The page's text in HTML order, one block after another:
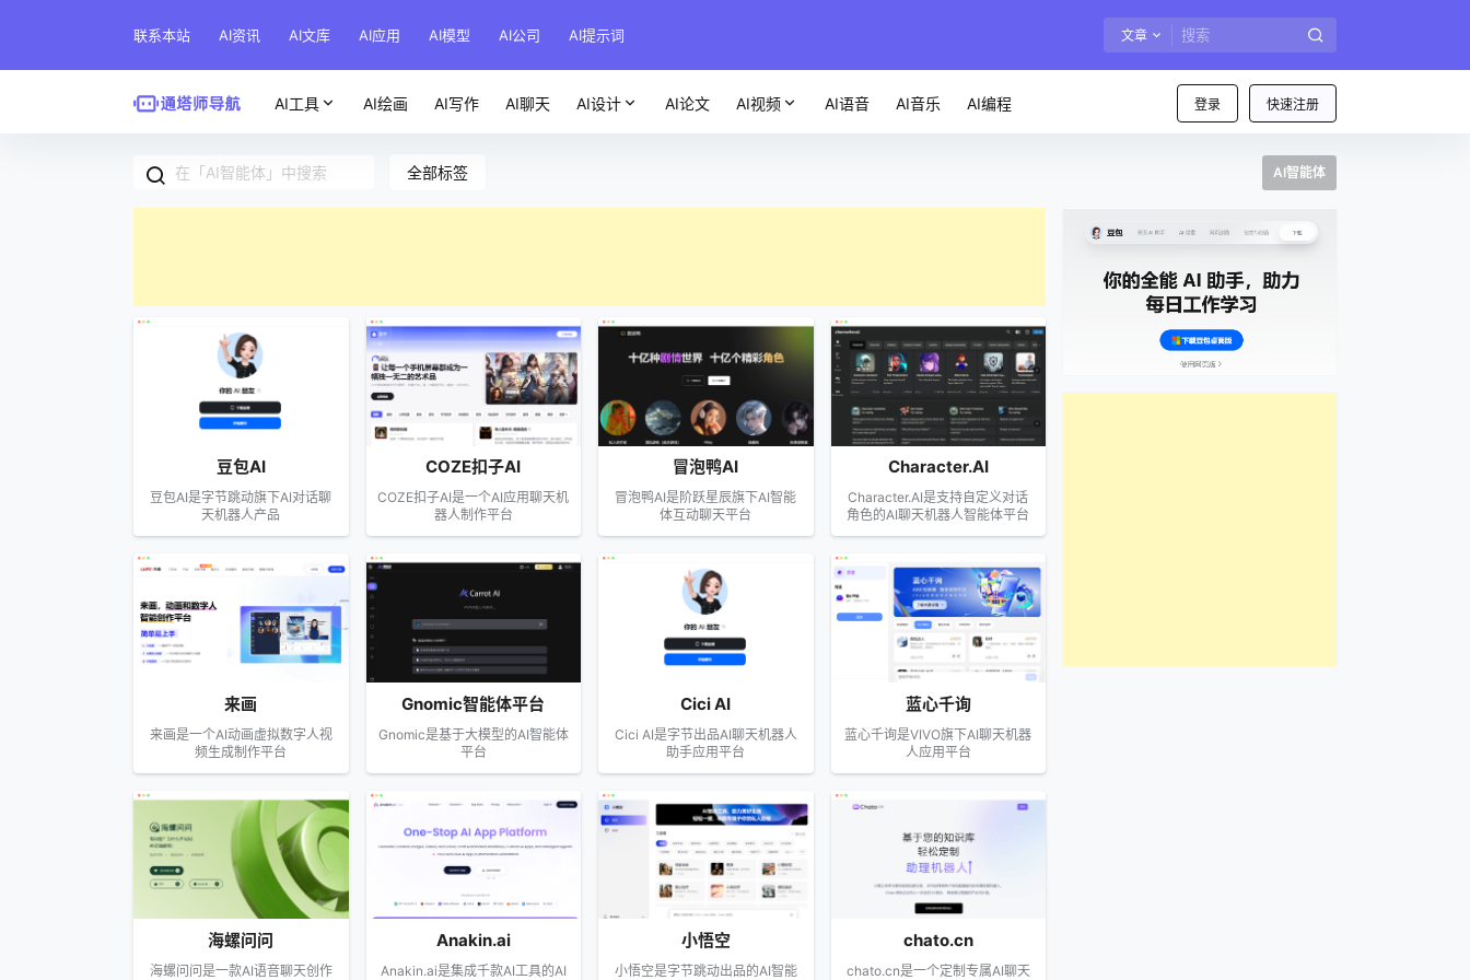
联系本站 AI资讯 AI文库 AI应用 AI模型 AI公司 AI提示词 文章
登录 快速注册
AI工具 AI绘画 AI写作 AI聊天 AI设计 AI论文 AI视频 AI语音 AI音乐 AI编程
全部标签 AI智能体
豆包AI
豆包AI是字节跳动旗下AI对话聊
天机器人产品
COZE扣子AI
COZE扣子AI是一个AI应用聊天机
器人制作平台
冒泡鸭AI
冒泡鸭AI是阶跃星辰旗下AI智能
体互动聊天平台
Character.AI
Character.AI是支持自定义对话
角色的AI聊天机器人智能体平台
来画
来画是一个AI动画虚拟数字人视
频生成制作平台
Gnomic智能体平台
Gnomic是基于大模型的AI智能体
平台
Cici AI
Cici AI是字节出品AI聊天机器人
助手应用平台
蓝心千询
蓝心千询是VIVO旗下AI聊天机器
人应用平台
海螺问问
海螺问问是一款AI语音聊天创作
Anakin.ai
Anakin.ai是集成千款AI工具的AI
小悟空
小悟空是字节跳动出品的AI智能
chato.cn
chato.cn是一个定制专属AI聊天